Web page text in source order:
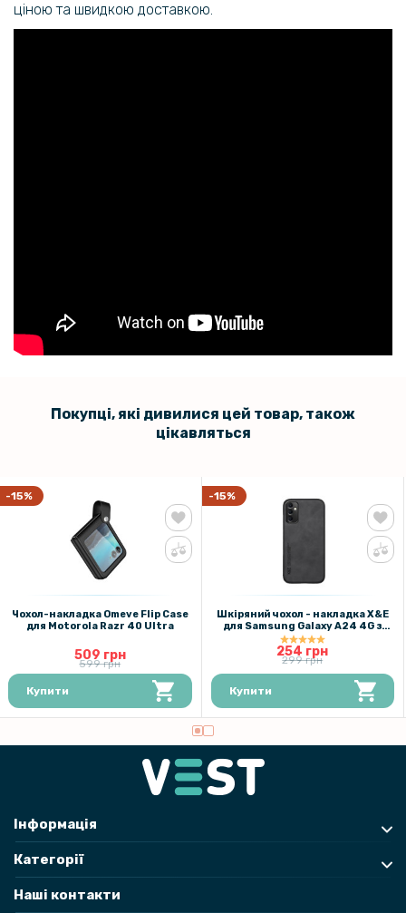
ціною та швидкою доставкою.
Покупці, які дивилися цей товар, також
цікавляться
-15%
Чохол-накладка Omeve Flip Case
для Motorola Razr 40 Ultra
509 грн
599 грн
Купити
-15%
Шкіряний чохол - накладка X&E
для Samsung Galaxy A24 4G з
металевою вставкою
254 грн
299 грн
Купити
Інформація
Категорії
Наші контакти